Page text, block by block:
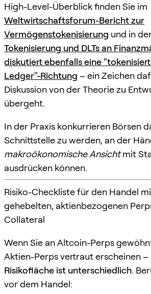
High-Level-Überblick finden Sie im
Weltwirtschaftsforum-Bericht zur
Vermögenstokenisierung und in
Tokenisierung und DLTs an
diskutiert ebenfalls eine
Ledger"-Richtung – ein Zeichen
Diskussion von der Theorie zu
übergeht.
In der Praxis konkurrieren Börsen
Schnittstelle zu werden, an der
makroökonomische Ansichtmit
ausdrücken können.
Risiko-Checkliste für den Handel
gehebelten, aktienbezogenen
Collateral
Wenn Sie an Altcoin-Perps
Aktien-Perps vertraut erscheinen –
Risikofläche ist unterschiedlich.
vor dem Handel: